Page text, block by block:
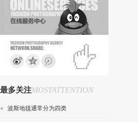
最多关注MOSTATTENTION
波斯地毯通常分为四类